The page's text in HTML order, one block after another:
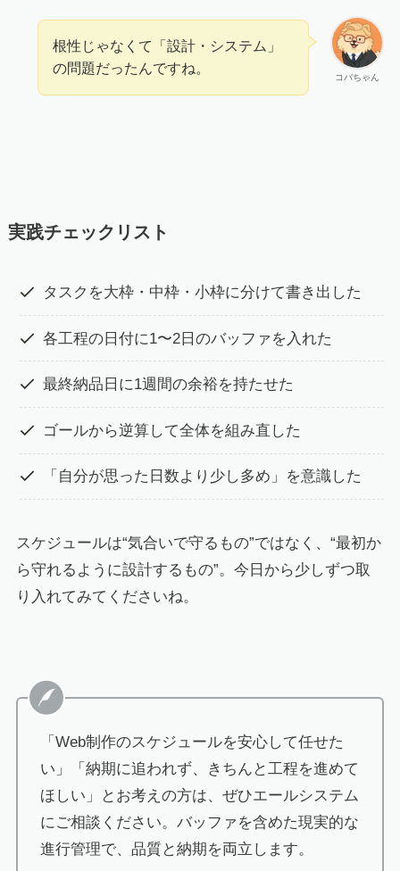
コバちゃん
根性じゃなくて「設計・システム」
の問題だったんですね。
実践チェックリスト
タスクを大枠・中枠・小枠に分けて書き出した
各工程の日付に1〜2日のバッファを入れた
最終納品日に1週間の余裕を持たせた
ゴールから逆算して全体を組み直した
「自分が思った日数より少し多め」を意識した
スケジュールは“気合いで守るもの”ではなく、“最初か
ら守れるように設計するもの”。今日から少しずつ取
り入れてみてくださいね。
「Web制作のスケジュールを安心して任せた
い」「納期に追われず、きちんと工程を進めて
ほしい」とお考えの方は、ぜひエールシステム
にご相談ください。バッファを含めた現実的な
進行管理で、品質と納期を両立します。